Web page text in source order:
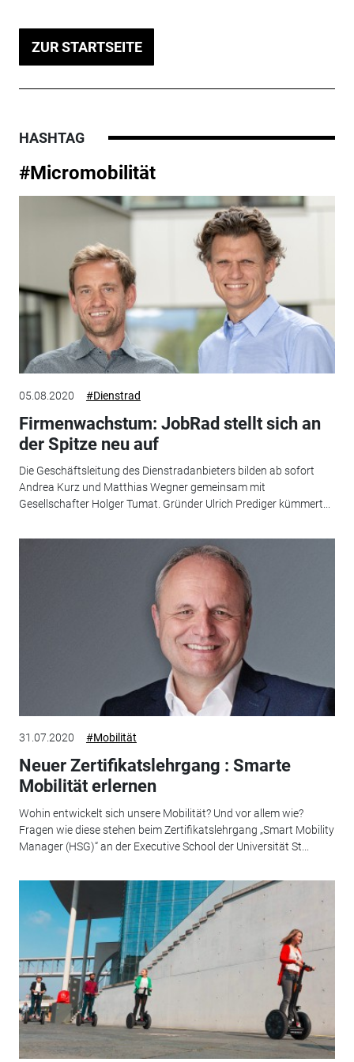
ZUR STARTSEITE
HASHTAG
#Micromobilität
05.08.2020 #Dienstrad
Firmenwachstum: JobRad stellt sich an
der Spitze neu auf
Die Geschäftsleitung des Dienstradanbieters bilden ab sofort
Andrea Kurz und Matthias Wegner gemeinsam mit
Gesellschafter Holger Tumat. Gründer Ulrich Prediger kümmert...
31.07.2020 #Mobilität
Neuer Zertifikatslehrgang : Smarte
Mobilität erlernen
Wohin entwickelt sich unsere Mobilität? Und vor allem wie?
Fragen wie diese stehen beim Zertifikatslehrgang „Smart Mobility
Manager (HSG)“ an der Executive School der Universität St...